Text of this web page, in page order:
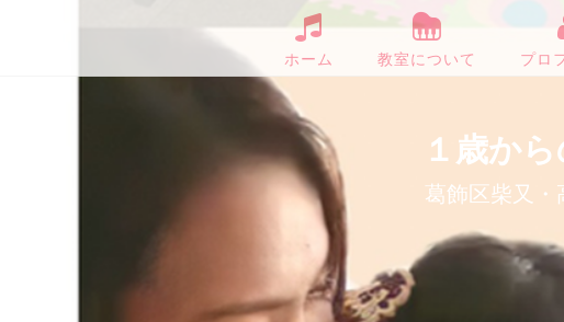
ホーム 教室について プロ
１歳か
葛飾区柴又